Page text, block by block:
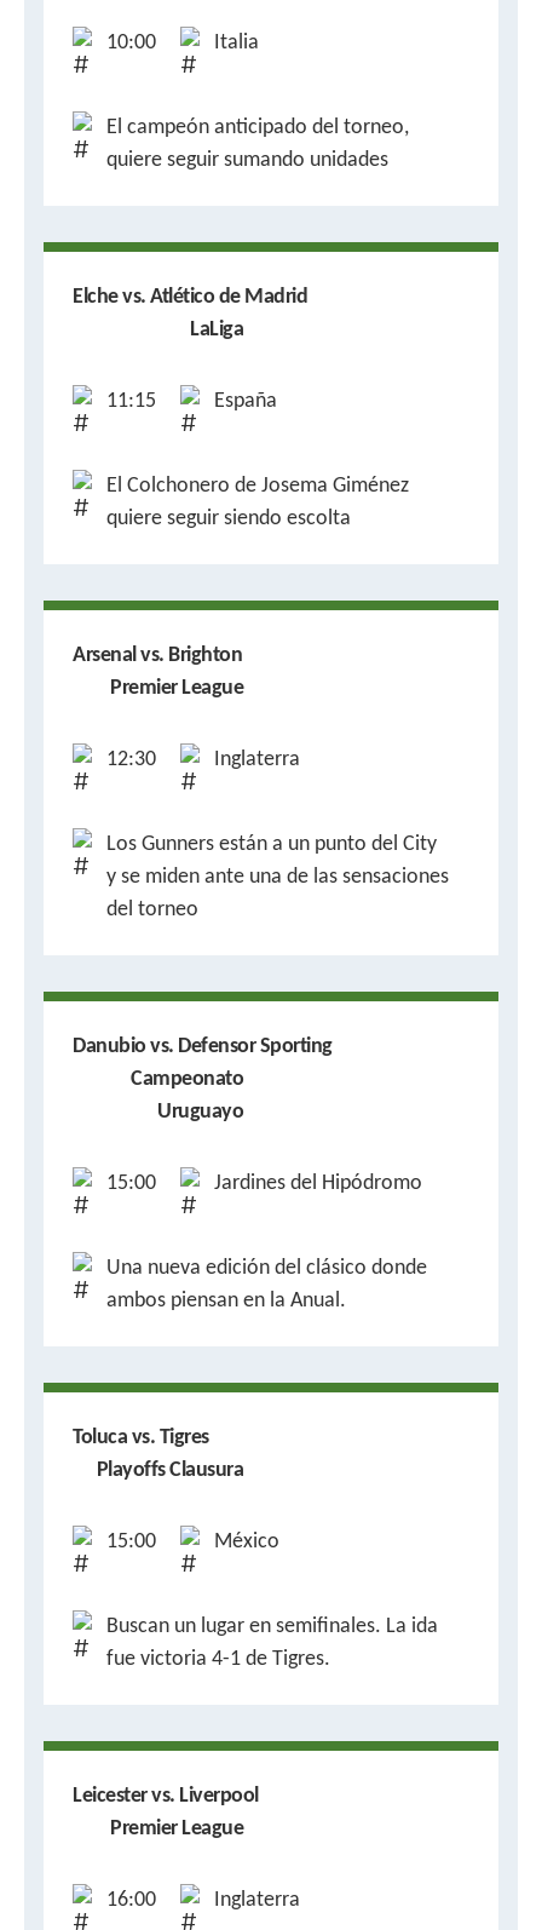
10:00 Italia
El campeón anticipado del torneo,
quiere seguir sumando unidades
Elche vs. Atlético de Madrid
LaLiga
11:15 España
El Colchonero de Josema Giménez
quiere seguir siendo escolta
Arsenal vs. Brighton
Premier League
12:30 Inglaterra
Los Gunners están a un punto del City
y se miden ante una de las sensaciones
del torneo
Danubio vs. Defensor Sporting
Campeonato
Uruguayo
15:00 Jardines del Hipódromo
Una nueva edición del clásico donde
ambos piensan en la Anual.
Toluca vs. Tigres
Playoffs Clausura
15:00 México
Buscan un lugar en semifinales. La ida
fue victoria 4-1 de Tigres.
Leicester vs. Liverpool
Premier League
16:00 Inglaterra